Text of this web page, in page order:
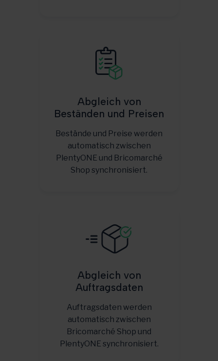
Abgleich von
Beständen und Preisen
Bestände und Preise werden
automatisch zwischen
PlentyONE und Bricomarché
Shop synchronisiert.
Abgleich von
Auftragsdaten
Auftragsdaten werden
automatisch zwischen
Bricomarché Shop und
PlentyONE synchronisiert.